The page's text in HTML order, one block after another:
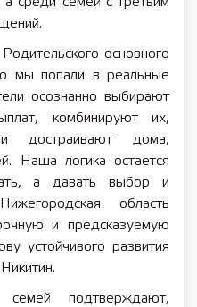
основного
мы попали в реальные
осознанно выбирают
комбинируют их,
достраивают дома,
Наша логика остается
а давать выбор и
область
и предсказуемую
устойчивого развития
семей подтверждают,